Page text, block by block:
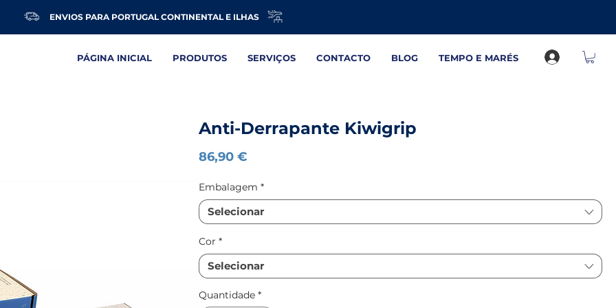
ENVIOS PARA PORTUGAL CONTINENTAL E ILHAS
PÁGINA INICIAL PRODUTOS SERVIÇOS CONTACTO BLOG TEMPO E MARÉS
Anti-Derrapante Kiwigrip
86,90 €
Embalagem *
Selecionar
Cor *
Selecionar
Quantidade *